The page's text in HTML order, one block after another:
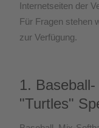
Internetseiten der
Für Fragen stehen
zur Verfügung.
1.
"Turtles"